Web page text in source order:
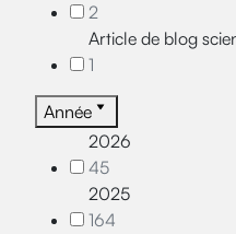
2
Article de blog
1
Année
2026
45
2025
164